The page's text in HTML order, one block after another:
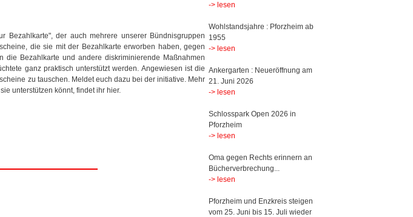
Bezahlkarte", der auch mehrere unserer Bündnisgruppen
die sie mit der Bezahlkarte erworben haben, gegen
Bezahlkarte und andere diskriminierende Maßnahmen
ganz praktisch unterstützt werden. Angewiesen ist die
zu tauschen. Meldet euch dazu bei der initiative. Mehr
unterstützen könnt, findet ihr hier.
-> lesen
Wohlstandsjahre : Pforzheim ab
1955
-> lesen
Ankergarten : Neueröffnung am
21. Juni 2026
-> lesen
Schlosspark Open 2026 in
Pforzheim
-> lesen
Oma gegen Rechts erinnern an
Bücherverbrechung...
-> lesen
Pforzheim und Enzkreis steigen
vom 25. Juni bis 15. Juli wieder